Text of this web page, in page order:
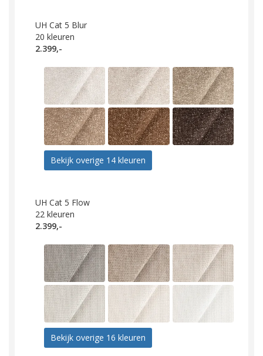
UH Cat 5 Blur
20 kleuren
2.399,-
Bekijk overige 14 kleuren
UH Cat 5 Flow
22 kleuren
2.399,-
Bekijk overige 16 kleuren